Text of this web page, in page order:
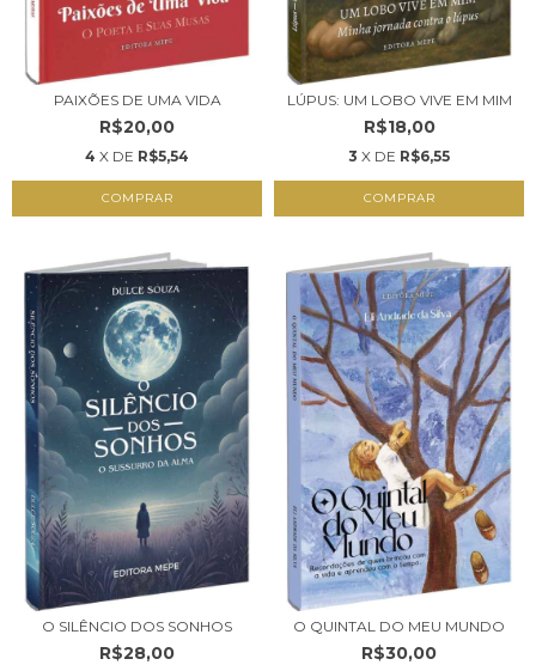
PAIXÕES DE UMA VIDA
R$20,00
4 X DE R$5,54
COMPRAR
LÚPUS: UM LOBO VIVE EM MIM
R$18,00
3 X DE R$6,55
COMPRAR
O SILÊNCIO DOS SONHOS
R$28,00
O QUINTAL DO MEU MUNDO
R$30,00